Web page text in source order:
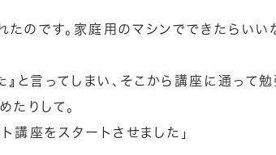
たのです。家庭用のマシンでできたらいい
と言ってしまい、そこから講座に通って勉
たりして。
講座をスタートさせました」